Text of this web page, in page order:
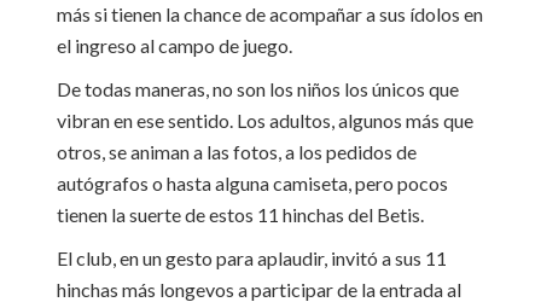
más si tienen la chance de acompañar a sus ídolos en
el ingreso al campo de juego.
De todas maneras, no son los niños los únicos que
vibran en ese sentido. Los adultos, algunos más que
otros, se animan a las fotos, a los pedidos de
autógrafos o hasta alguna camiseta, pero pocos
tienen la suerte de estos 11 hinchas del Betis.
El club, en un gesto para aplaudir, invitó a sus 11
hinchas más longevos a participar de la entrada al